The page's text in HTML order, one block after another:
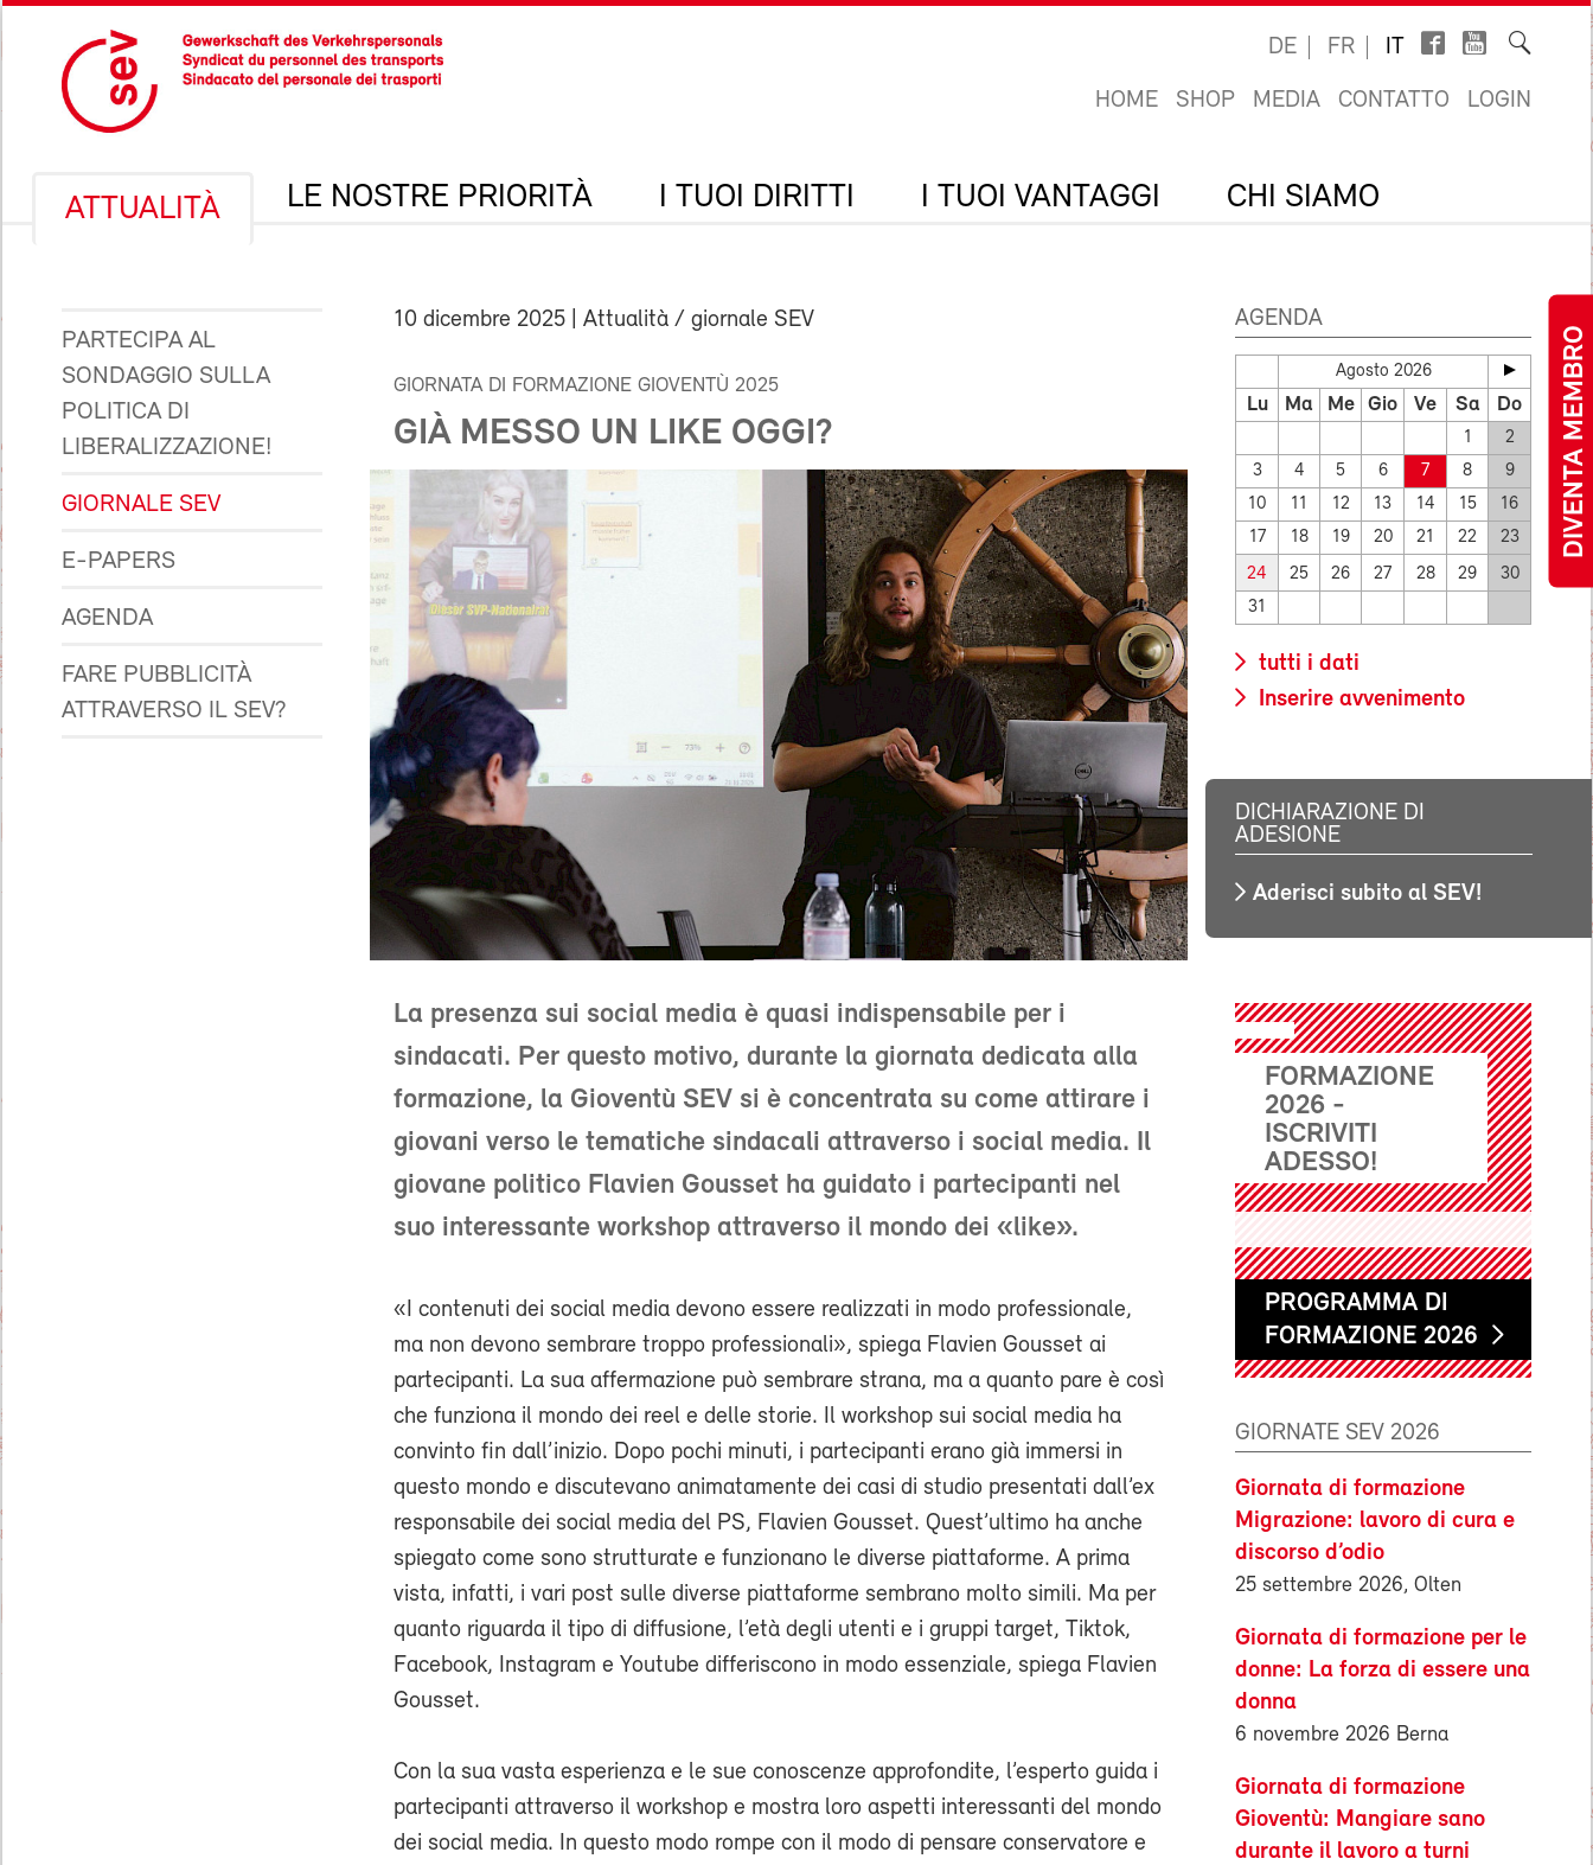
DIVENTA MEMBRO
DE FR IT
HOME SHOP MEDIA CONTATTO LOGIN
ATTUALITÀ LE NOSTRE PRIORITÀ I TUOI DIRITTI I TUOI VANTAGGI CHI SIAMO
PARTECIPA AL
SONDAGGIO SULLA
POLITICA DI
LIBERALIZZAZIONE!
GIORNALE SEV
E-PAPERS
AGENDA
FARE PUBBLICITÀ
ATTRAVERSO IL SEV?
10 dicembre 2025 | Attualità / giornale SEV
GIORNATA DI FORMAZIONE GIOVENTÙ 2025
GIÀ MESSO UN LIKE OGGI?
La presenza sui social media è quasi indispensabile per i
sindacati. Per questo motivo, durante la giornata dedicata alla
formazione, la Gioventù SEV si è concentrata su come attirare i
giovani verso le tematiche sindacali attraverso i social media. Il
giovane politico Flavien Gousset ha guidato i partecipanti nel
suo interessante workshop attraverso il mondo dei «like».
«I contenuti dei social media devono essere realizzati in modo professionale,
ma non devono sembrare troppo professionali», spiega Flavien Gousset ai
partecipanti. La sua affermazione può sembrare strana, ma a quanto pare è così
che funziona il mondo dei reel e delle storie. Il workshop sui social media ha
convinto fin dall’inizio. Dopo pochi minuti, i partecipanti erano già immersi in
questo mondo e discutevano animatamente dei casi di studio presentati dall’ex
responsabile dei social media del PS, Flavien Gousset. Quest’ultimo ha anche
spiegato come sono strutturate e funzionano le diverse piattaforme. A prima
vista, infatti, i vari post sulle diverse piattaforme sembrano molto simili. Ma per
quanto riguarda il tipo di diffusione, l’età degli utenti e i gruppi target, Tiktok,
Facebook, Instagram e Youtube differiscono in modo essenziale, spiega Flavien
Gousset.
Con la sua vasta esperienza e le sue conoscenze approfondite, l’esperto guida i
partecipanti attraverso il workshop e mostra loro aspetti interessanti del mondo
dei social media. In questo modo rompe con il modo di pensare conservatore e
AGENDA
Agosto 2026
Lu Ma Me Gio Ve Sa Do
1
2
3
4 5 6 7 8
9
10
11 12 13 14 15
16
17
18 19 20 21 22 23
24 25 26 27 28 29
30
31
tutti i dati
Inserire avvenimento
DICHIARAZIONE DI
ADESIONE
Aderisci subito al SEV!
FORMAZIONE
2026 -
ISCRIVITI
ADESSO!
PROGRAMMA DI
FORMAZIONE 2026
GIORNATE SEV 2026
Giornata di formazione
Migrazione: lavoro di cura e
discorso d’odio
25 settembre 2026, Olten
Giornata di formazione per le
donne: La forza di essere una
donna
6 novembre 2026 Berna
Giornata di formazione
Gioventù: Mangiare sano
durante il lavoro a turni